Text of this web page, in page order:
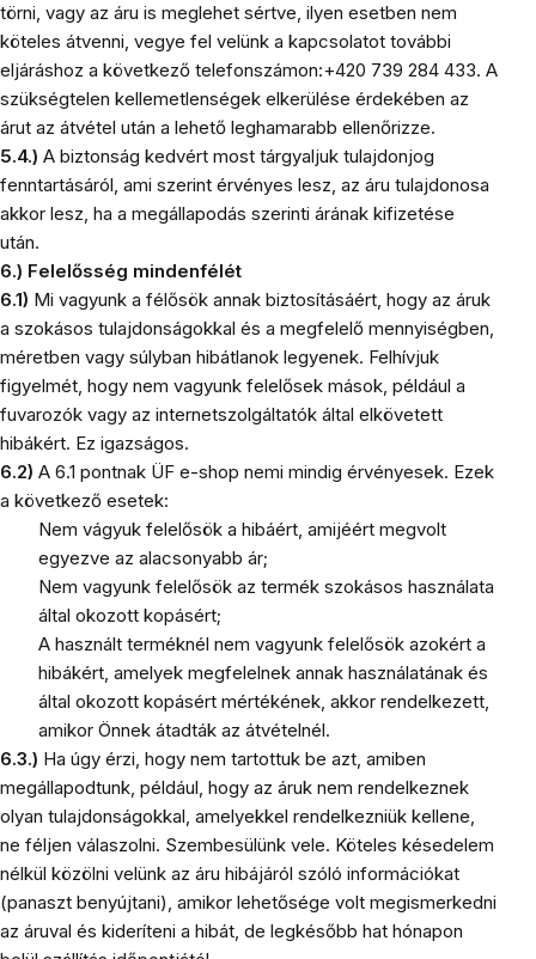
törni, vagy az áru is meglehet sértve, ilyen esetben nem
köteles átvenni, vegye fel velünk a kapcsolatot további
eljáráshoz a következő telefonszámon:+420 739 284 433. A
szükségtelen kellemetlenségek elkerülése érdekében az
árut az átvétel után a lehető leghamarabb ellenőrizze.
5.4.) A biztonság kedvért most tárgyaljuk tulajdonjog
fenntartásáról, ami szerint érvényes lesz, az áru tulajdonosa
akkor lesz, ha a megállapodás szerinti árának kifizetése
után.
6.) Felelősség mindenfélét
6.1) Mi vagyunk a félősök annak biztosításáért, hogy az áruk
a szokásos tulajdonságokkal és a megfelelő mennyiségben,
méretben vagy súlyban hibátlanok legyenek. Felhívjuk
figyelmét, hogy nem vagyunk felelősek mások, például a
fuvarozók vagy az internetszolgáltatók által elkövetett
hibákért. Ez igazságos.
6.2) A 6.1 pontnak ÜF e-shop nemi mindig érvényesek. Ezek
a következő esetek:
Nem vágyuk felelősök a hibáért, amijéért megvolt
egyezve az alacsonyabb ár;
Nem vagyunk felelősök az termék szokásos használata
által okozott kopásért;
A használt terméknél nem vagyunk felelősök azokért a
hibákért, amelyek megfelelnek annak használatának és
által okozott kopásért mértékének, akkor rendelkezett,
amikor Önnek átadták az átvételnél.
6.3.) Ha úgy érzi, hogy nem tartottuk be azt, amiben
megállapodtunk, például, hogy az áruk nem rendelkeznek
olyan tulajdonságokkal, amelyekkel rendelkezniük kellene,
ne féljen válaszolni. Szembesülünk vele. Köteles késedelem
nélkül közölni velünk az áru hibájáról szóló információkat
(panaszt benyújtani), amikor lehetősége volt megismerkedni
az áruval és kideríteni a hibát, de legkésőbb hat hónapon